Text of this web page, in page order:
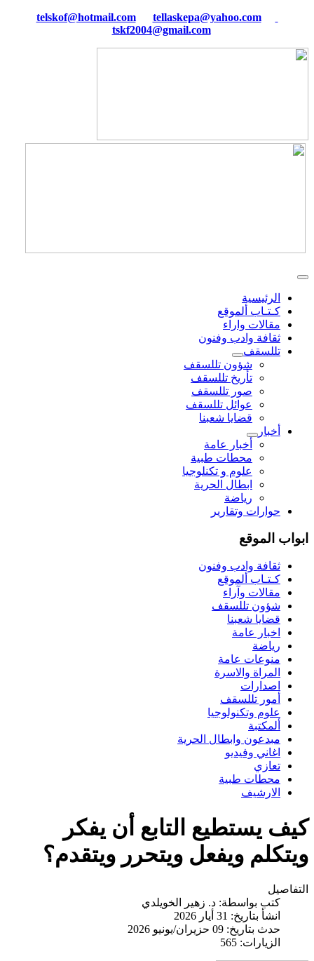
tellaskepa@yahoo.com
tskf2004@gmail.com
الرئيسية
كـتـاب ألموقع
مقالات واراء
ثقافة وادب وفنون
تللسقف
شؤون تللسقف
تأريخ تللسقف
صور تللسقف
عوائل تللسقف
قضايا شعبنا
أخبار
أخبار عامة
محطات طبية
علوم و تکنلوجیا
ابطال الحرية
رياضة
حوارات وتقارير
ابواب الموقع
ثقافة وادب وفنون
كـتـاب ألموقع
مقالات وآراء
شؤون تللسقف
قضايا شعبنا
اخبار عامة
رياضة
منوعات عامة
المراة والاسرة
اصدارات
أمور تللسقف
علوم وتكنولوجيا
ألمكتبة
مبدعون وابطال الحرية
اغاني وفيديو
تعازي
محطات طبية
الارشيف
كيف يستطيع التابع أن يفكر
ويتكلم ويفعل ويتحرر ويتقدم؟
التفاصيل
كتب بواسطة: د. زهير الخويلدي
انشأ بتاريخ: 31 أيار 2026
حدث بتاريخ: 09 حزيران/يونيو 2026
الزيارات: 565